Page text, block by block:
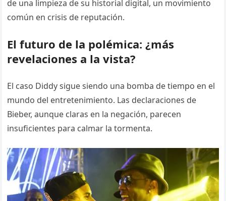
de una limpieza de su historial digital, un movimiento
común en crisis de reputación.
El futuro de la polémica: ¿más
revelaciones a la vista?
El caso Diddy sigue siendo una bomba de tiempo en el
mundo del entretenimiento. Las declaraciones de
Bieber, aunque claras en la negación, parecen
insuficientes para calmar la tormenta.